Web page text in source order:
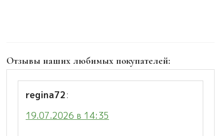
Отзывы наших любимых покупателей:
regina72:
19.07.2026 в 14:35